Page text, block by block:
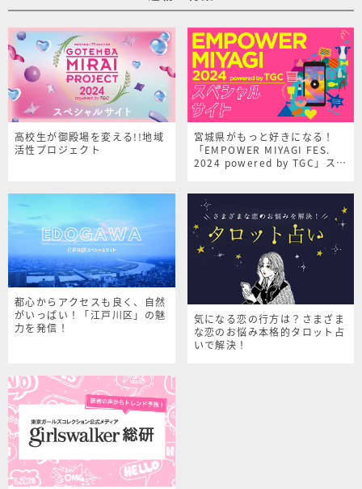
高校生が御殿場を変える!!地域
活性プロジェクト
宮城県がもっと好きになる！
「EMPOWER MIYAGI FES.
2024 powered by TGC」スペ
都心からアクセスも良く、自然
がいっぱい！「江戸川区」の魅
力を発信！
気になる恋の行方は？さまざま
な恋のお悩み本格的タロット占
いで解決！